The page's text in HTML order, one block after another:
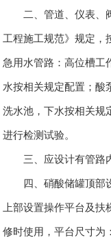
二、管道、仪表、阀
工程施工规范》规定，
急用水管路：高位槽工
水按相关规定配置；酸
洗水池，下水按相关规
进行检测试验。
三、应设计有管路内
四、硝酸储罐顶部设
上部设置操作平台及
修时使用，平台尺寸为